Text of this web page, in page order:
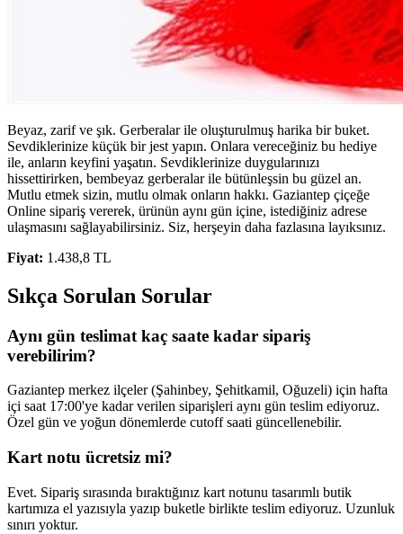
Beyaz, zarif ve şık. Gerberalar ile oluşturulmuş harika bir buket.
Sevdiklerinize küçük bir jest yapın. Onlara vereceğiniz bu hediye
ile, anların keyfini yaşatın. Sevdiklerinize duygularınızı
hissettirirken, bembeyaz gerberalar ile bütünleşsin bu güzel an.
Mutlu etmek sizin, mutlu olmak onların hakkı. Gaziantep çiçeğe
Online sipariş vererek, ürünün aynı gün içine, istediğiniz adrese
ulaşmasını sağlayabilirsiniz. Siz, herşeyin daha fazlasına layıksınız.
Fiyat: 1.438,8 TL
Sıkça Sorulan Sorular
Aynı gün teslimat kaç saate kadar sipariş
verebilirim?
Gaziantep merkez ilçeler (Şahinbey, Şehitkamil, Oğuzeli) için hafta
içi saat 17:00'ye kadar verilen siparişleri aynı gün teslim ediyoruz.
Özel gün ve yoğun dönemlerde cutoff saati güncellenebilir.
Kart notu ücretsiz mi?
Evet. Sipariş sırasında bıraktığınız kart notunu tasarımlı butik
kartımıza el yazısıyla yazıp buketle birlikte teslim ediyoruz. Uzunluk
sınırı yoktur.